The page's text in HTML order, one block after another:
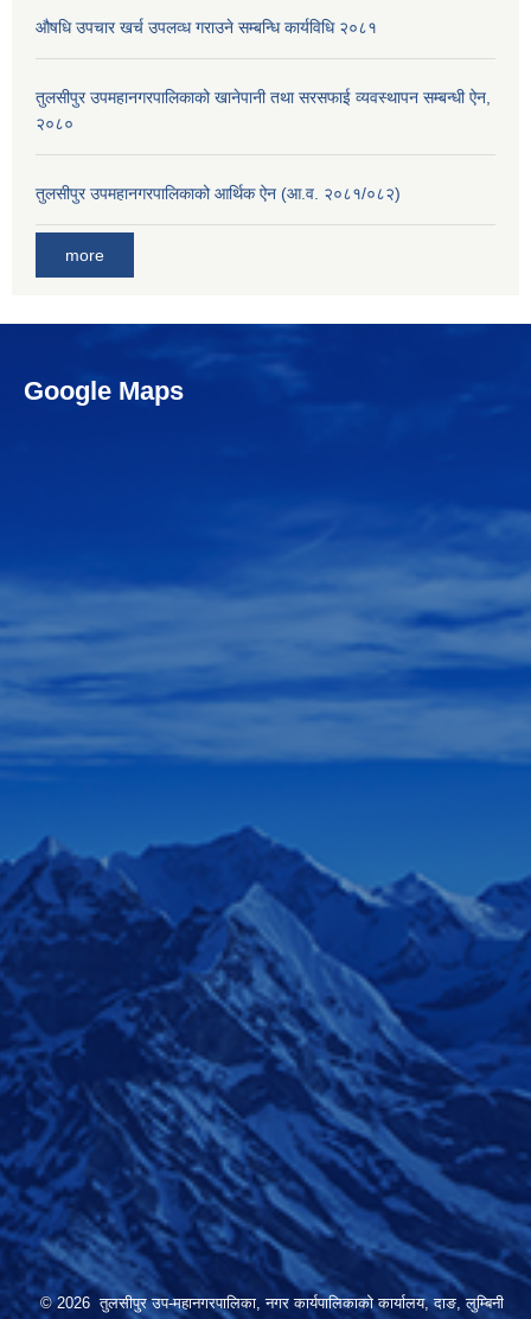
औषधि उपचार खर्च उपलव्ध गराउने सम्बन्धि कार्यविधि २०८१
तुलसीपुर उपमहानगरपालिकाको खानेपानी तथा सरसफाई व्यवस्थापन सम्बन्धी ऐन,
२०८०
तुलसीपुर उपमहानगरपालिकाको आर्थिक ऐन (आ.व. २०८१/०८२)
more
Google Maps
© 2026 तुलसीपुर उप-महानगरपालिका, नगर कार्यपालिकाको कार्यालय, दाङ, लुम्बिनी